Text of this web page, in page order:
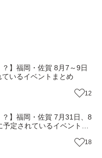
？】福岡・佐賀 8月7～9日
ているイベントまとめ
12
？】福岡・佐賀 7月31日、8
予定されているイベントま
18